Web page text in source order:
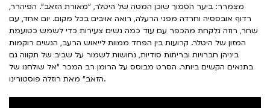
מצמרר: ביער הסמוך שוכן המטה של היטלר, "מאורת הזאב". הפיהרר,
רדוף אובססיה וחרדה מפני הרעלה, רואה אויבים בכל מקום. יום אחד, עם
שחר, רוזה נלקחת מהכפר עם עוד כמה נשים צעירות כדי לשמש כטועמת
המזון של היטלר. קרועות בין הפחד ממוות לייאוש הרעב, הנשים רוקמות
ביניהן חברויות ובריתות סודיות, נחושות לשמור על שביב של תקווה גם
בתנאים הקשים ביותר. הסרט מבוסס על הרומן רב המכר "אל שולחנו של
הזאב" מאת רוזלה פוסטורינו.